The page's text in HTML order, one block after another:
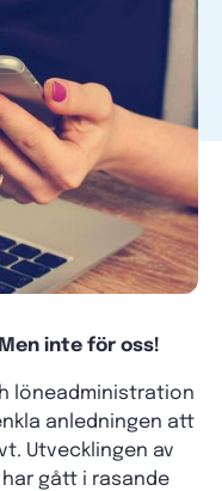
inte för oss!
löneadministration
anledningen att
Utvecklingen av
gått i rasande